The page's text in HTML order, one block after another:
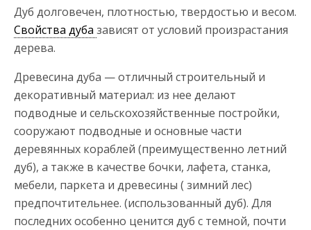
Дуб долговечен, плотностью, твердостью и весом.
Свойства дуба зависят от условий произрастания
дерева.
Древесина дуба — отличный строительный и
декоративный материал: из нее делают
подводные и сельскохозяйственные постройки,
сооружают подводные и основные части
деревянных кораблей (преимущественно летний
дуб), а также в качестве бочки, лафета, станка,
мебели, паркета и древесины ( зимний лес)
предпочтительнее. (использованный дуб). Для
последних особенно ценится дуб с темной, почти